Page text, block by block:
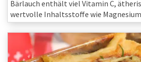
Bärlauch enthält viel Vitamin C,
wertvolle Inhaltsstoffe wie Magnesium